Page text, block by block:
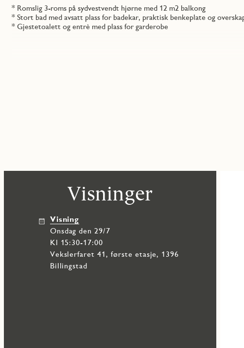
* Romslig 3-roms på sydvestvendt hjørne med 12 m2 balkong
* Stort bad med avsatt plass for badekar, praktisk benkeplate og
* Gjestetoalett og entrè med plass for garderobe
Visninger
Visning
onsdag den 29/7
Kl 15:30-17:00
Vekslerfaret 41, første etasje, 1396
Billingstad